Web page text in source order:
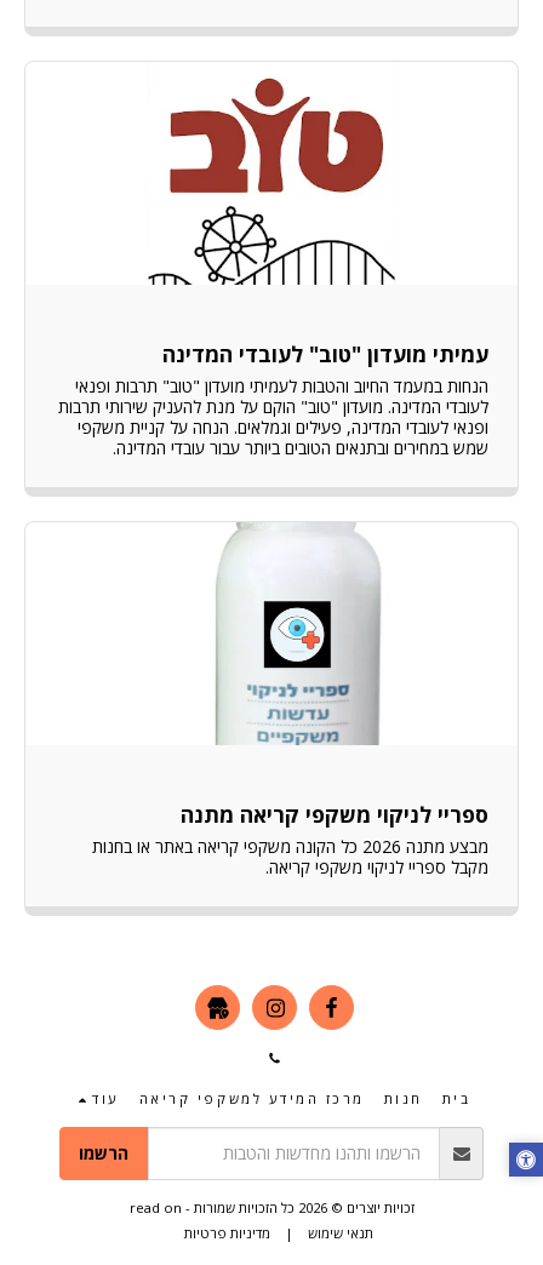
עמיתי מועדון "טוב" לעובדי המדינה
הנחות במעמד החיוב והטבות לעמיתי מועדון "טוב" תרבות ופנאי
לעובדי המדינה. מועדון "טוב" הוקם על מנת להעניק שירותי תרבות
ופנאי לעובדי המדינה, פעילים וגמלאים. הנחה על קניית משקפי
שמש במחירים ובתנאים הטובים ביותר עבור עובדי המדינה.
ספריי לניקוי משקפי קריאה מתנה
מבצע מתנה 2026 כל הקונה משקפי קריאה באתר או בחנות
מקבל ספריי לניקוי משקפי קריאה.
בית חנות מרכז המידע למשקפי קריאה עוד
הרשמו
זכויות יוצרים © 2026 כל הזכויות שמורות -
read on
תנאי שימוש | מדיניות פרטיות